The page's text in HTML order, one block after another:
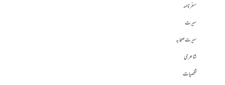
سفرنامہ
سیرت
سیرت صحابہ
شاعری
شخصیات